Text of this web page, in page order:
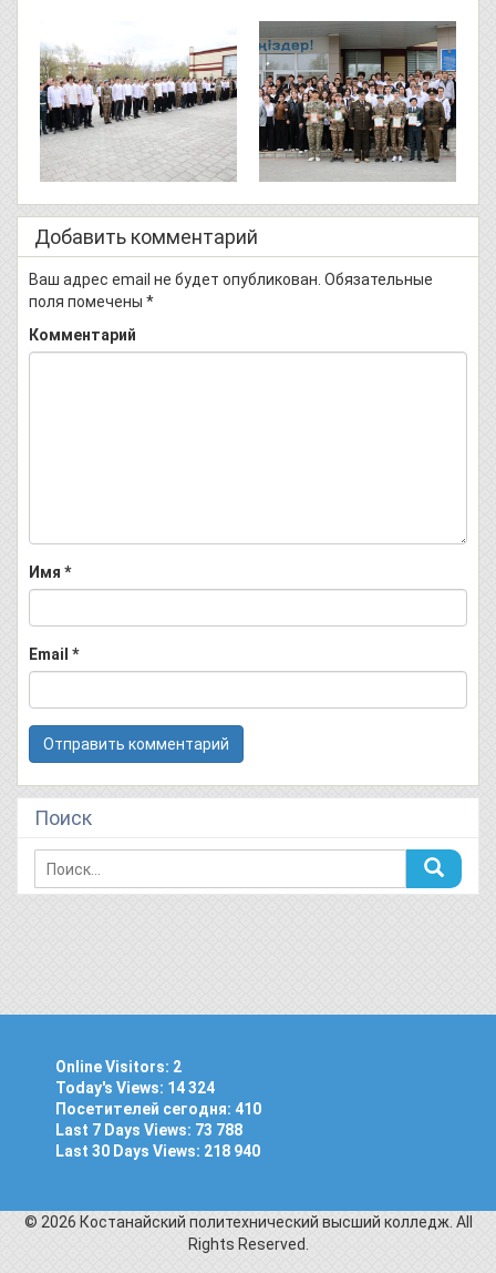
Добавить комментарий
Ваш адрес email не будет опубликован. Обязательные
поля помечены *
Комментарий
Имя *
Email *
Поиск
Online Visitors: 2
Today's Views: 14 324
Посетителей сегодня: 410
Last 7 Days Views: 73 788
Last 30 Days Views: 218 940
© 2026 Костанайский политехнический высший колледж. All
Rights Reserved.